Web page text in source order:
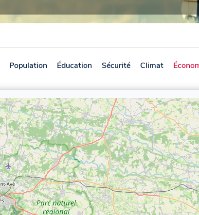
Population Éducation Sécurité Climat